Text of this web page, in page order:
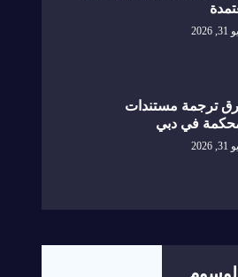
ترجمة مستندات
في دبي